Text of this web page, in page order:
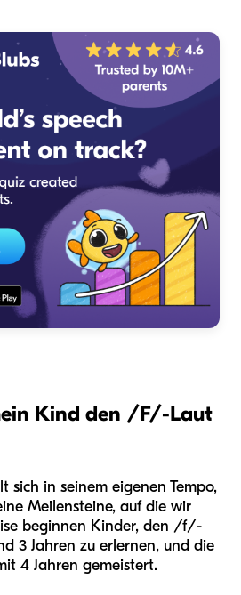
Kind den /F/-Laut
sich in seinem eigenen Tempo,
Meilensteine, auf die wir
beginnen Kinder, den /f/-
3 Jahren zu erlernen, und die
4 Jahren gemeistert.